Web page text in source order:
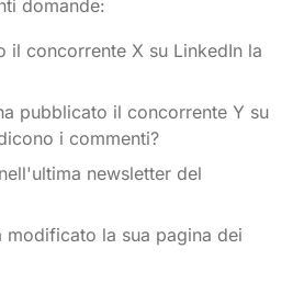
domande:
il concorrente X su LinkedIn la
pubblicato il concorrente Y su
i commenti?
newsletter del
modificato la sua pagina dei